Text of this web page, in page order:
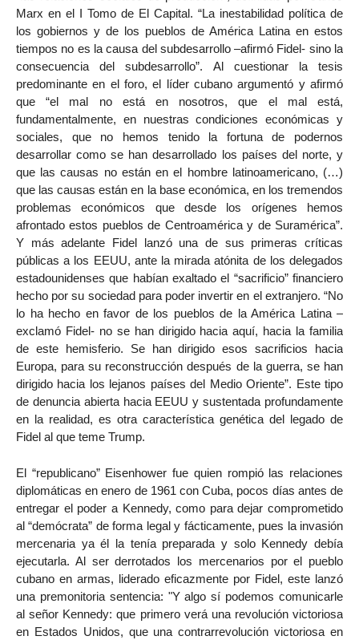
Marx en el I Tomo de El Capital. “La inestabilidad política de
los gobiernos y de los pueblos de América Latina en estos
tiempos no es la causa del subdesarrollo –afirmó Fidel- sino la
consecuencia del subdesarrollo”. Al cuestionar la tesis
predominante en el foro, el líder cubano argumentó y afirmó
que “el mal no está en nosotros, que el mal está,
fundamentalmente, en nuestras condiciones económicas y
sociales, que no hemos tenido la fortuna de podernos
desarrollar como se han desarrollado los países del norte, y
que las causas no están en el hombre latinoamericano, (…)
que las causas están en la base económica, en los tremendos
problemas económicos que desde los orígenes hemos
afrontado estos pueblos de Centroamérica y de Suramérica”.
Y más adelante Fidel lanzó una de sus primeras críticas
públicas a los EEUU, ante la mirada atónita de los delegados
estadounidenses que habían exaltado el “sacrificio” financiero
hecho por su sociedad para poder invertir en el extranjero. “No
lo ha hecho en favor de los pueblos de la América Latina –
exclamó Fidel- no se han dirigido hacia aquí, hacia la familia
de este hemisferio. Se han dirigido esos sacrificios hacia
Europa, para su reconstrucción después de la guerra, se han
dirigido hacia los lejanos países del Medio Oriente”. Este tipo
de denuncia abierta hacia EEUU y sustentada profundamente
en la realidad, es otra característica genética del legado de
Fidel al que teme Trump.
El “republicano” Eisenhower fue quien rompió las relaciones
diplomáticas en enero de 1961 con Cuba, pocos días antes de
entregar el poder a Kennedy, como para dejar comprometido
al “demócrata” de forma legal y fácticamente, pues la invasión
mercenaria ya él la tenía preparada y solo Kennedy debía
ejecutarla. Al ser derrotados los mercenarios por el pueblo
cubano en armas, liderado eficazmente por Fidel, este lanzó
una premonitoria sentencia: "Y algo sí podemos comunicarle
al señor Kennedy: que primero verá una revolución victoriosa
en Estados Unidos, que una contrarrevolución victoriosa en